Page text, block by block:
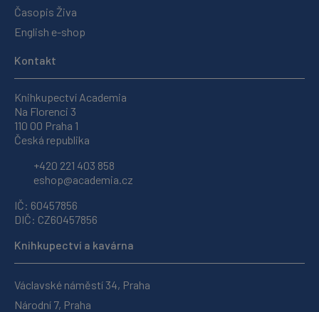
Časopis Živa
English e-shop
Kontakt
Knihkupectví Academia
Na Florenci 3
110 00 Praha 1
Česká republika
+420 221 403 858
eshop@academia.cz
IČ: 60457856
DIČ: CZ60457856
Knihkupectví a kavárna
Václavské náměstí 34, Praha
Národní 7, Praha